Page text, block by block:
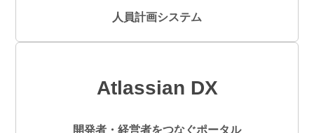
人員計画システム
Atlassian DX
開発者・経営者をつなぐポータル